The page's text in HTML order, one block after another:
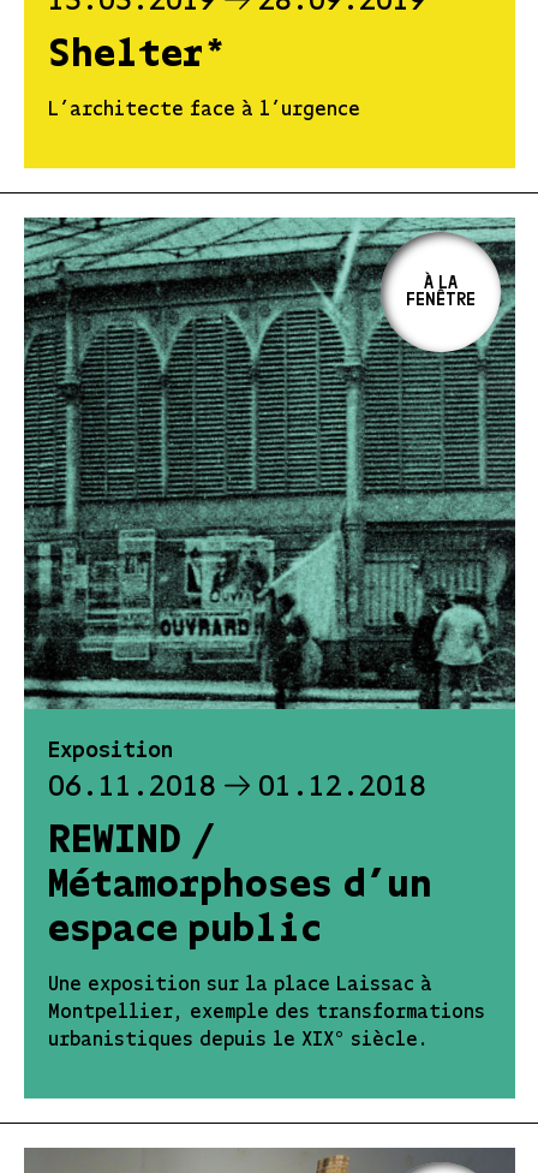
Shelter*
L’architecte face à l’urgence
Exposition
06.11.2018 01.12.2018
REWIND /
Métamorphoses d’un
espace public
Une exposition sur la place Laissac à
Montpellier, exemple des transformations
urbanistiques depuis le XIX° siècle.
À LA
FENÊTRE